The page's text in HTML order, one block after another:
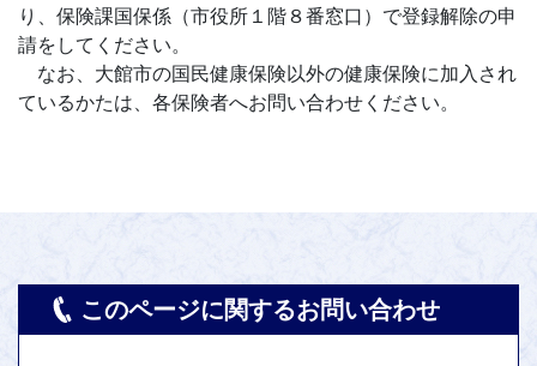
り、保険課国保係（市役所１階８番窓口）で登録解除の申
請をしてください。
なお、大館市の国民健康保険以外の健康保険に加入され
ているかたは、各保険者へお問い合わせください。
このページに関するお問い合わせ